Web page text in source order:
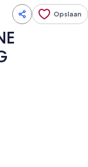
Opslaan